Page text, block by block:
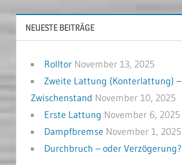
NEUESTE BEITRÄGE
Rolltor November 13, 2025
Zweite Lattung (Konterlattung) –
Zwischenstand November 10, 2025
Erste Lattung November 6, 2025
Dampfbremse November 1, 2025
Durchbruch – oder Verzögerung?